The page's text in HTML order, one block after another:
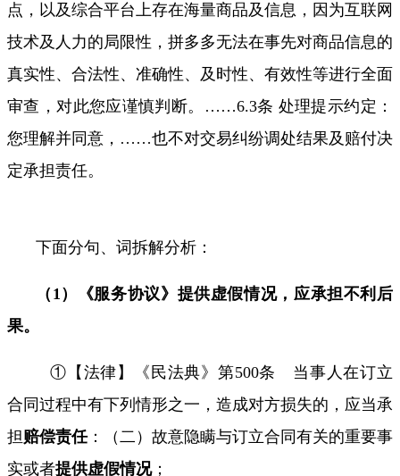
点，以及综合平台上存在海量商品及信息，因为互联网
技术及人力的局限性，拼多多无法在事先对商品信息的
真实性、合法性、准确性、及时性、有效性等进行全面
审查，对此您应谨慎判断。……6.3条 处理提示约定：
您理解并同意， ……也不对交易纠纷调处结果及赔付决
定承担责任。
下面分句、词拆解分析：
（ 1 ）《服务协议》提供虚假情况，应承担不利后
果。
①【法律】《民法典》第500条 当事人在订立
合同过程中有下列情形之一，造成对方损失的，应当承
担赔偿责任：（二）故意隐瞒与订立合同有关的重要事
实或者提供虚假情况；